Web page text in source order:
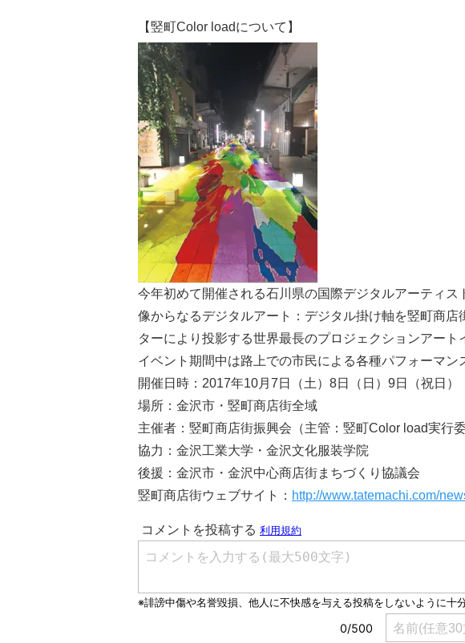
【竪町Color loadについて】
今年初めて開催される石川県の国際デジタルアーティ
像からなるデジタルアート：デジタル掛け軸を竪町商店
ターにより投影する世界最長のプロジェクションアート
イベント期間中は路上での市民による各種パフォーマン
開催日時：2017年10月7日（土）8日（日）9日（祝日
場所：金沢市・竪町商店街全域
主催者：竪町商店街振興会（主管：竪町Color load実行委
協力：金沢工業大学・金沢文化服装学院
後援：金沢市・金沢中心商店街まちづくり協議会
竪町商店街ウェブサイト： http://www.tatemachi.com/